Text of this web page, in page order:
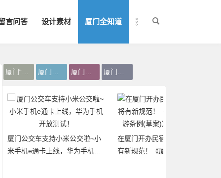
言问答 设计素材 厦门全知道
厦门公交车支持小米公交啦~小
米手机e通卡上线，华为手机开
在厦门开办民宿、旅游购物等将
有新规范！《厦门经济特区旅游